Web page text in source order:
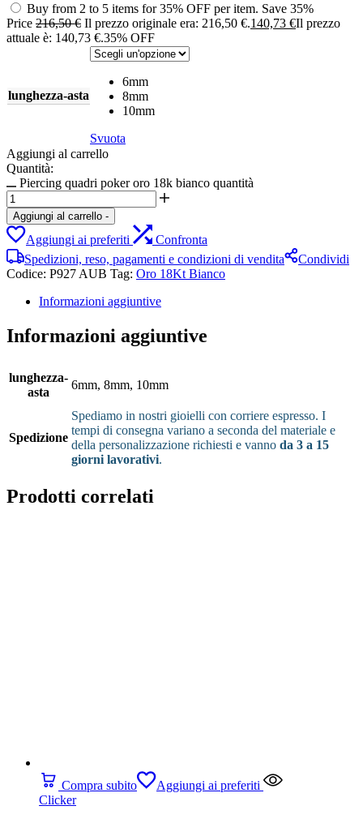
Buy from 2 to 5 items for 35% OFF per item. Save 35%
Price 216,50€ Il prezzo originale era: 216,50 €.140,73 €Il prezzo
attuale è: 140,73 €.35% OFF
lunghezza-asta
6mm
8mm
10mm
Svuota
Aggiungi al carrello
Quantità:
Piercing quadri poker oro 18k bianco quantità
Aggiungi al carrello -
Aggiungi ai preferiti
Confronta
Spedizioni, reso, pagamenti e condizioni di vendita
Condividi
Codice: P927 AUB Tag: Oro 18Kt Bianco
Informazioni aggiuntive
Informazioni aggiuntive
lunghezza-
asta
6mm, 8mm, 10mm
Spedizione
Spediamo in nostri gioielli con corriere espresso. I
tempi di consegna variano a seconda del materiale e
della personalizzazione richiesti e vanno da 3 a 15
giorni lavorativi.
Prodotti correlati
Compra subito
Aggiungi ai preferiti
Clicker